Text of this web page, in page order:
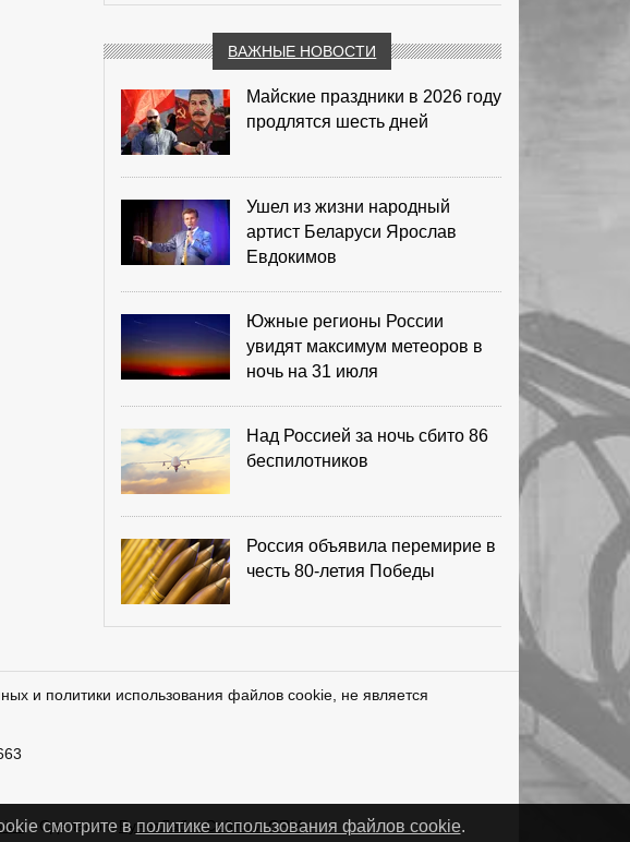
ВАЖНЫЕ НОВОСТИ
Майские праздники в 2026 году
продлятся шесть дней
Ушел из жизни народный
артист Беларуси Ярослав
Евдокимов
Южные регионы России
увидят максимум метеоров в
ночь на 31 июля
Над Россией за ночь сбито 86
беспилотников
Россия объявила перемирие в
честь 80-летия Победы
и политики использования файлов cookie, не является
Сделано вРунетЛаб – Сайты и CRM
смотрите вполитике использования файлов cookie.